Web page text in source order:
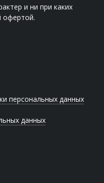
и ни при каких
офертой.
персональных данных
данных